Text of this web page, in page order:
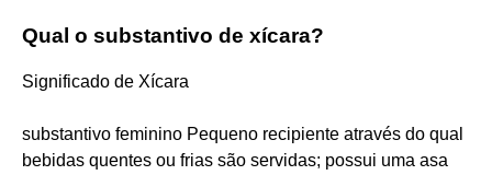
Qual o substantivo de xícara?
Significado de Xícara
substantivo feminino Pequeno recipiente através do qual
bebidas quentes ou frias são servidas; possui uma asa